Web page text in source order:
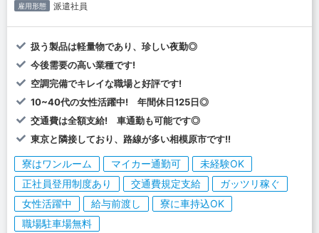
雇用形態 派遣社員
扱う製品は軽量物であり、珍しい夜勤◎
今後需要の高い業種です!
空調完備でキレイな職場と好評です!
10~40代の女性活躍中! 年間休日125日◎
交通費は全額支給! 車通勤も可能です◎
東京と隣接しており、路線が多い相模原市です!!
寮はワンルーム マイカー通勤可
未経験OK
正社員登用制度あり
交通費規定支給
ガッツリ稼ぐ
女性活躍中
給与前渡し
寮に車持込OK
職場駐車場無料